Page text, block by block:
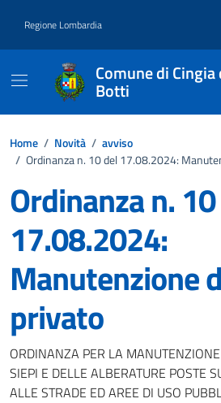
Regione Lombardia
Comune di Cingia
Botti
Home / Novità / avviso
/ Ordinanza n. 10 del 17.08.2024:
Ordinanza n.
17.08.2024:
Manutenzione
privato
Dettagli della
ORDINANZA PER LA
SIEPI E DELLE ALBERATURE POSTE
ALLE STRADE ED AREE DI USO